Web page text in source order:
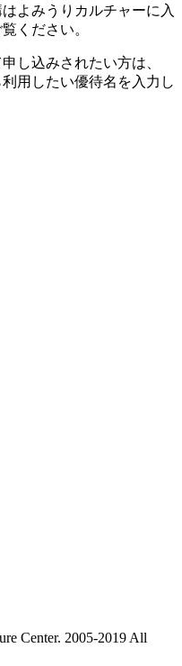
よみうりカルチャーに入
ください。
し込みされたい方は、
用したい優待名を入力し
Center. 2005-2019 All